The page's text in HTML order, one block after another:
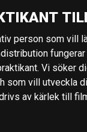
person som vill
Vi söker
som vill utveckla
av kärlek till